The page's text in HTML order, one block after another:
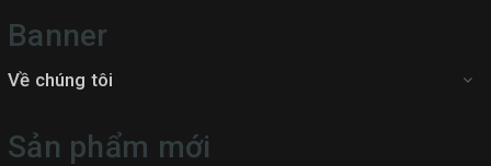
Banner
Về chúng tôi
Sản phẩm mới